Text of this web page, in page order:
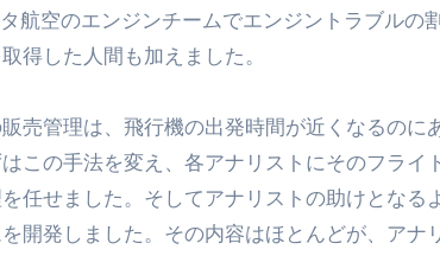
航空のエンジンチームでエンジントラブルの
得した人間も加えました。
売管理は、飛行機の出発時間が近くなるのに
この手法を変え、各アナリストにそのフライ
任せました。そしてアナリストの助けとなる
開発しました。その内容はほとんどが、アナ